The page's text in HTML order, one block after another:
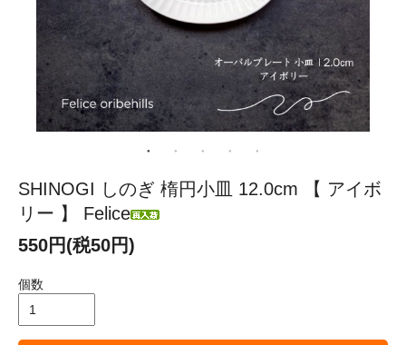
SHINOGI しのぎ 楕円小皿 12.0cm 【 アイボ
リー 】 Felice
550円(税50円)
個数